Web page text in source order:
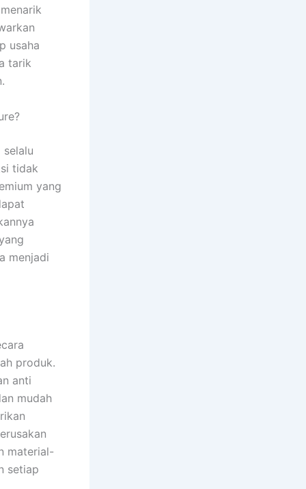
usaha
tarik
tidak
yang
menjadi
produk.
anti
mudah
material-
setiap